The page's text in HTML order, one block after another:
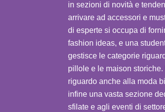
in sezioni di novità e
arrivare ad accessori e
di esperte si occupa di
fashion ideas, e una
gestisce le categorie
pillole e le maison
riguardo anche alla moda
infine una vasta sezione
sfilate e agli eventi di